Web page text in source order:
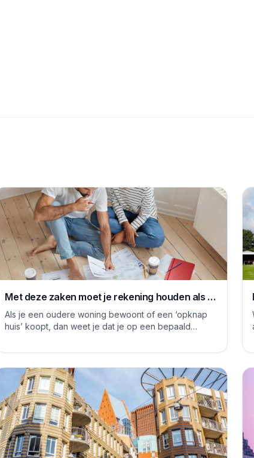
Met deze zaken moet je rekening houden als je
je huis grondig gaat renoveren
Als je een oudere woning bewoont of een ‘opknap
huis’ koopt, dan weet je dat je op een bepaald